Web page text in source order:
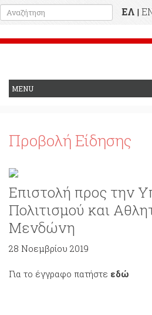
ΕΛ |
Προβολή Είδησης
Επιστολή προς την
Πολιτισμού και
Μενδώνη
28 Νοεμβρίου 2019
Για το έγγραφο πατήστε εδώ